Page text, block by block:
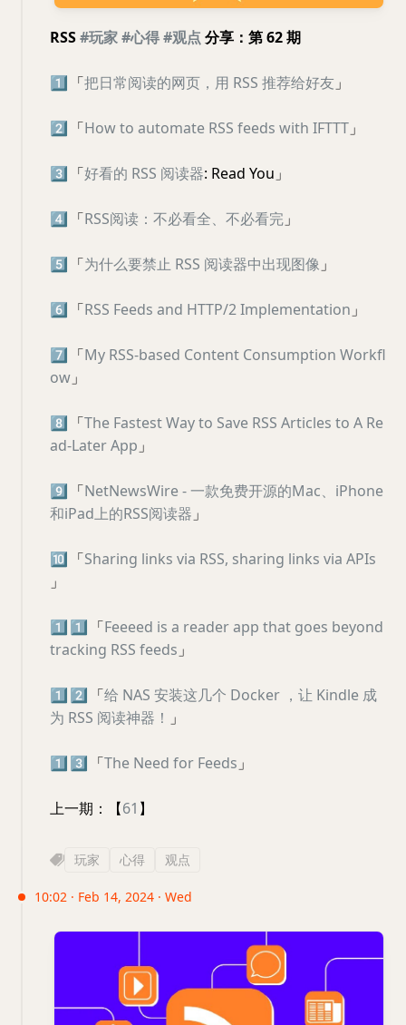
RSS#玩家#心得#观点 分享：第 62 期
1️⃣ 「把日常阅读的网页，用 RSS 推荐给好友 」
2️⃣ 「How to automate RSS feeds with IFTTT 」
3️⃣ 「好看的 RSS 阅读器: Read You」
4️⃣ 「RSS阅读：不必看全、不必看完 」
5️⃣ 「为什么要禁止 RSS 阅读器中出现图像 」
6️⃣ 「RSS Feeds and HTTP/2 Implementation 」
7️⃣ 「My RSS-based Content Consumption Workfl
ow 」
8️⃣ 「The Fastest Way to Save RSS Articles to A Re
ad-Later App 」
9️⃣ 「NetNewsWire - 一款免费开源的Mac、iPhone
和iPad上的RSS阅读器 」
🔟 「Sharing links via RSS, sharing links via APIs
」
1️⃣1️⃣ 「Feeeed is a reader app that goes beyond
tracking RSS feeds 」
1️⃣ 2️⃣ 「给 NAS 安装这几个 Docker ，让 Kindle 成
为 RSS 阅读神器！ 」
1️⃣3️⃣ 「The Need for Feeds 」
上一期：【61 】
玩家 心得 观点
10:02 · Feb 14, 2024 · Wed